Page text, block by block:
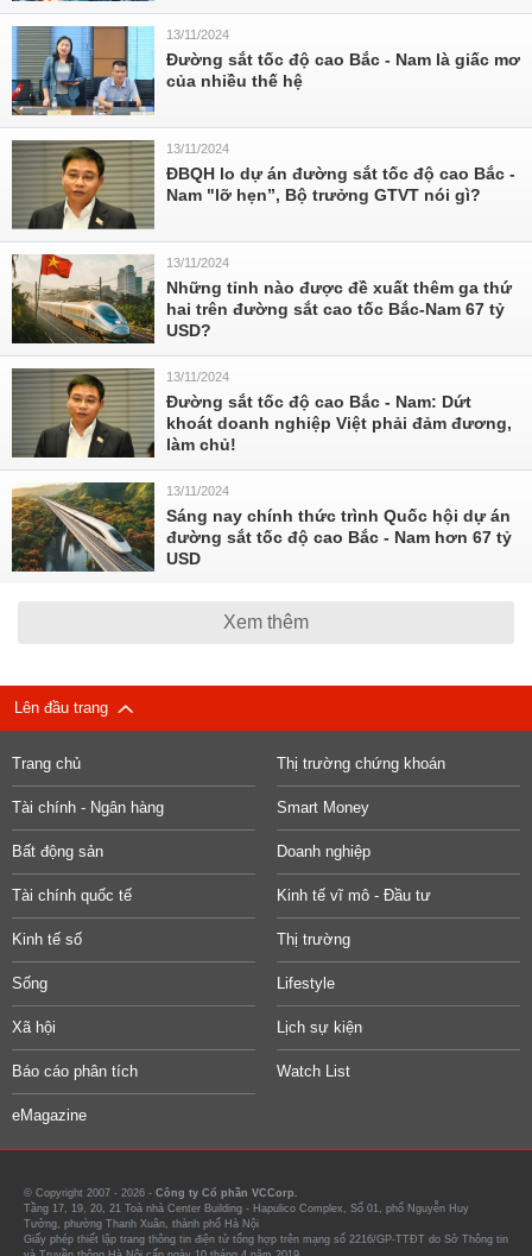
13/11/2024
Đường sắt tốc độ cao Bắc - Nam là giấc mơ
của nhiều thế hệ
13/11/2024
ĐBQH lo dự án đường sắt tốc độ cao Bắc -
Nam "lỡ hẹn”, Bộ trưởng GTVT nói gì?
13/11/2024
Những tỉnh nào được đề xuất thêm ga thứ
hai trên đường sắt cao tốc Bắc-Nam 67 tỷ
USD?
13/11/2024
Đường sắt tốc độ cao Bắc - Nam: Dứt
khoát doanh nghiệp Việt phải đảm đương,
làm chủ!
13/11/2024
Sáng nay chính thức trình Quốc hội dự án
đường sắt tốc độ cao Bắc - Nam hơn 67 tỷ
USD
Xem thêm
Lên đầu trang
Trang chủ Thị trường chứng khoán
Tài chính - Ngân hàng Smart Money
Bất động sản Doanh nghiệp
Tài chính quốc tế Kinh tế vĩ mô - Đầu tư
Kinh tế số Thị trường
Sống Lifestyle
Xã hội Lịch sự kiện
Báo cáo phân tích Watch List
eMagazine
© Copyright 2007 - 2026 - Công ty Cổ phần VCCorp.
Tầng 17, 19, 20, 21 Toà nhà Center Building - Hapulico Complex, Số 01, phố Nguyễn Huy
Tưởng, phường Thanh Xuân, thành phố Hà Nội
Giấy phép thiết lập trang thông tin điện tử tổng hợp trên mạng số 2216/GP-TTĐT do Sở Thông tin